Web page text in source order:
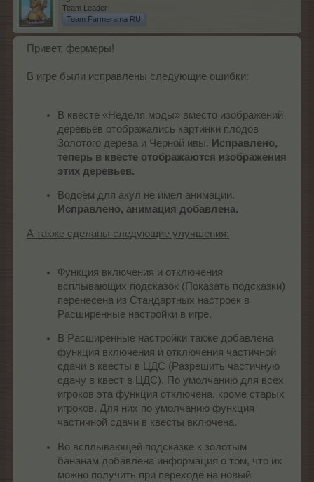
Team Leader
Team Farmerama RU
Привет, фермеры!
В игре были исправлены следующие ошибки:
В квесте «Неделя моды» вместо изображений
деревьев отображались картинки плодов
Золотого дерева и Черной ивы. Исправлено,
теперь в квесте отображаются изображения
этих деревьев.
Водоём для акул не имел анимации.
Исправлено, анимация добавлена.
А также сделаны следующие улучшения:
Функция включения и отключения
всплывающих подсказок (Показать подсказки)
перенесена из Стандартных настроек в
Расширенные настройки в игре.
В Расширенные настройки также добавлена
функция включения и отключения частичной
сдачи в квесты в ЦДС (Разрешить частичную
сдачу в квест в ЦДС). По умолчанию для всех
игроков эта функция отключена, кроме старых
игроков. Для них по умолчанию функция
частичной сдачи в квесты включена.
Во всплывающей подсказке к золотым
бананам добавлена информация о том, что их
можно получить при переходе на новый